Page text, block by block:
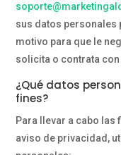
sus datos personales
motivo para que le
solicita o contrata
¿Qué datos
fines?
Para llevar a cabo
aviso de privacidad,